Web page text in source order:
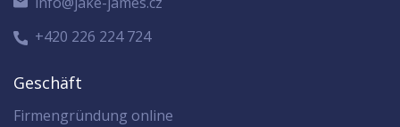
+420 226 224 724
Geschäft
Firmengründung online